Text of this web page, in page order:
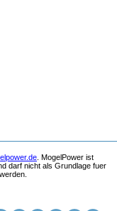
. MogelPower ist
darf nicht als Grundlage fuer